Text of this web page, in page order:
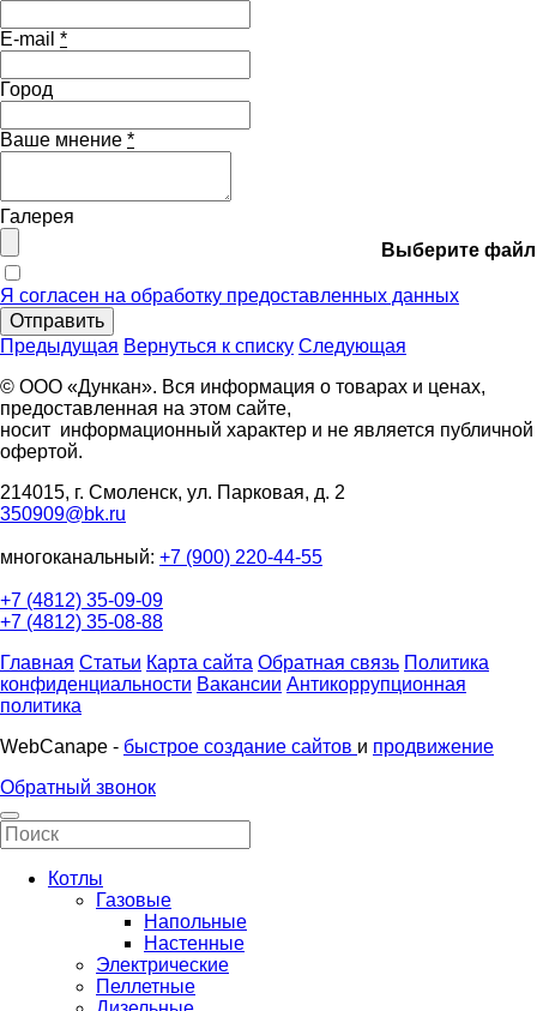
E-mail *
Город
Ваше мнение *
Галерея
Выберите файл
Я согласен на обработку предоставленных данных
Отправить
Предыдущая Вернуться к списку Следующая
© ООО «Дункан». Вся информация о товарах и ценах,
предоставленная на этом сайте,
носит информационный характер и не является публичной
офертой.
214015, г. Смоленск, ул. Парковая, д. 2
350909@bk.ru
многоканальный: +7 (900) 220-44-55
+7 (4812) 35-09-09
+7 (4812) 35-08-88
Главная Статьи Карта сайта Обратная связь Политика
конфиденциальности Вакансии Антикоррупционная
политика
WebCanape - быстрое создание сайтов и продвижение
Обратный звонок
Котлы
Газовые
Напольные
Настенные
Электрические
Пеллетные